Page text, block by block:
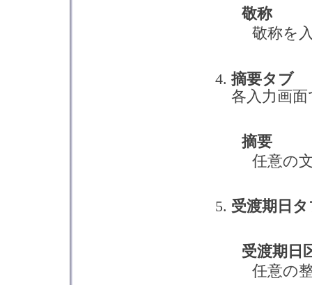
敬称
敬称を
摘要タブ
各入力画
摘要
任意の
受渡期日
受渡期日
任意の